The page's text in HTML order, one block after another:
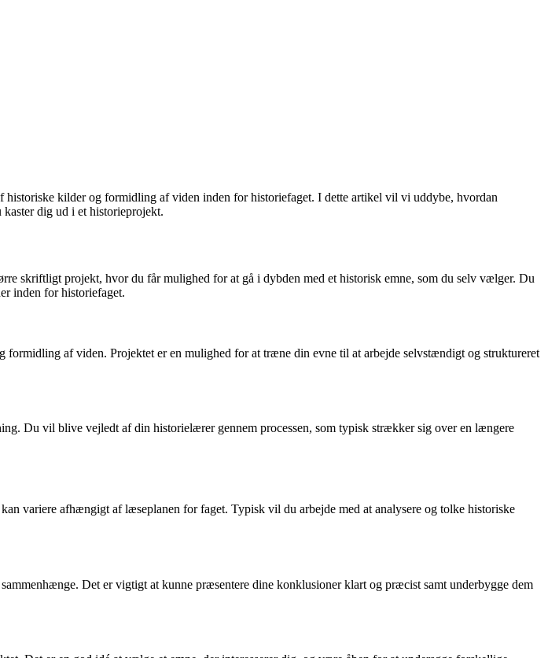
kilder og formidling af viden inden for historiefaget. I dette artikel vil vi uddybe, hvordan
dig ud i et historieprojekt.
skriftligt projekt, hvor du får mulighed for at gå i dybden med et historisk emne, som du selv vælger. Du
inden for historiefaget.
af viden. Projektet er en mulighed for at træne din evne til at arbejde selvstændigt og struktureret
Du vil blive vejledt af din historielærer gennem processen, som typisk strækker sig over en længere
variere afhængigt af læseplanen for faget. Typisk vil du arbejde med at analysere og tolke historiske
Det er vigtigt at kunne præsentere dine konklusioner klart og præcist samt underbygge dem